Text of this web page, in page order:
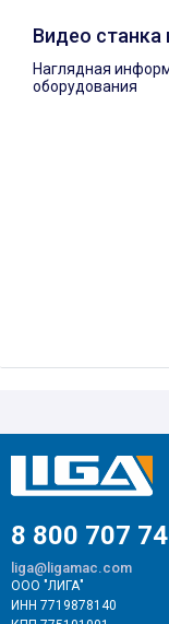
Видео станка
Наглядная
оборудования
8 800 707
liga@ligamac.com
ООО "ЛИГА"
ИНН 7719878140